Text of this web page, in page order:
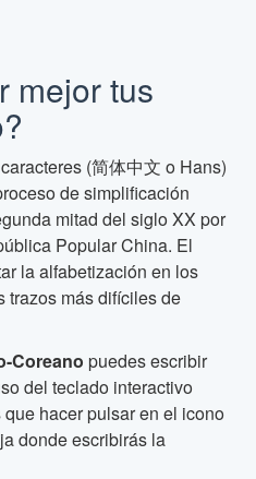
mejor tus
(简体中文 o Hans)
de simplificación
mitad del siglo XX por
Popular China. El
la alfabetización en los
trazos más difíciles de
Coreano puedes escribir
del teclado interactivo
hacer pulsar en el icono
donde escribirás la